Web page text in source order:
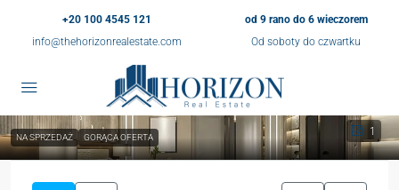
+20 100 4545 121
info@thehorizonrealestate.com
od 9 rano do 6 wieczorem
Od soboty do czwartku
1
NA SPRZEDAŻ GORĄCA OFERTA